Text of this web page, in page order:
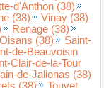
d'Anthon (38)
(38)
Vinay (38)
Renage (38)
(38)
Saint-
de-Beauvoisin
Clair-de-la-Tour
de-Jalionas (38)